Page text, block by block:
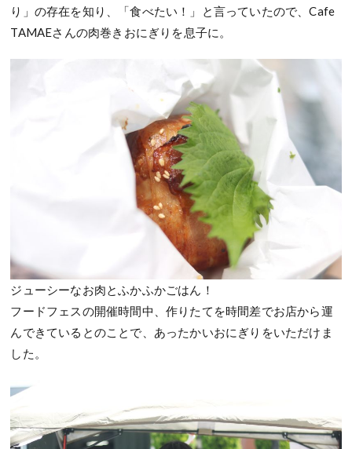
り」の存在を知り、「食べたい！」と言っていたので、Cafe
TAMAEさんの肉巻きおにぎりを息子に。
ジューシーなお肉とふかふかごはん！
フードフェスの開催時間中、作りたてを時間差でお店から運
んできているとのことで、あったかいおにぎりをいただけま
した。